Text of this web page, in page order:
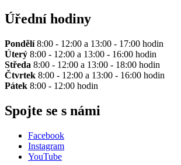
Úřední hodiny
Pondělí8:00 - 12:00 a 13:00 - 17:00 hodin
Úterý 8:00 - 12:00 a 13:00 - 16:00 hodin
Středa 8:00 - 12:00 a 13:00 - 18:00 hodin
Čtvrtek 8:00 - 12:00 a 13:00 - 16:00 hodin
Pátek 8:00 - 12:00 hodin
Spojte se s námi
Facebook
Instagram
YouTube